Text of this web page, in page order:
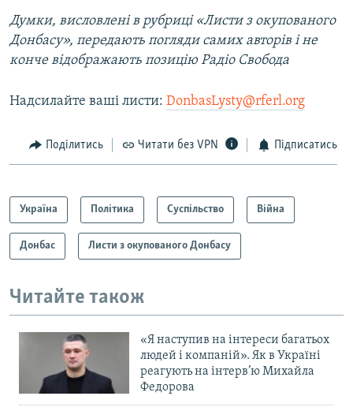
Думки, висловлені в рубриці «Листи з окупованого
Донбасу», передають погляди самих авторів і не
конче відображають позицію Радіо Свобода
Надсилайте ваші листи: DonbasLysty@rferl.org
Поділитись Читати без VPN Підписатись
Україна Політика Суспільство Війна
Донбас Листи з окупованого Донбасу
Читайте також
«Я наступив на інтереси багатьох
людей і компаній». Як в Україні
реагують на інтерв’ю Михайла
Федорова